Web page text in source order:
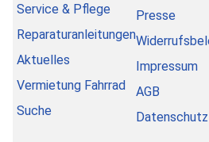
Service & Pflege
Reparaturanleitungen
Aktuelles
Vermietung Fahrrad
Suche
Presse
Impressum
AGB
Datenschutz